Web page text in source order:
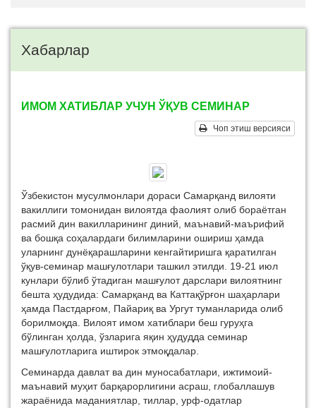
Хабарлар
ИМОМ ХАТИБЛАР УЧУН ЎҚУВ СЕМИНАР
Чоп этиш версияси
Ўзбекистон мусулмонлари дораси Самарқанд вилояти
вакиллиги томонидан вилоятда фаолият олиб бораётган
расмий дин вакилларининг диний, маънавий-маърифий
ва бошқа соҳалардаги билимларини ошириш ҳамда
уларнинг дунёқарашларини кенгайтиришга қаратилган
ўқув-семинар машғулотлари ташкил этилди. 19-21 июл
кунлари бўлиб ўтадиган машғулот дарслари вилоятнинг
бешта ҳудудида: Самарқанд ва Каттақўрғон шаҳарлари
ҳамда Пастдарғом, Пайариқ ва Ургут туманларида олиб
борилмоқда. Вилоят имом хатиблари беш гуруҳга
бўлинган ҳолда, ўзларига яқин ҳудудда семинар
машғулотларига иштирок этмоқдалар.
Семинарда давлат ва дин муносабатлари, ижтимоий-
маънавий муҳит барқарорлигини асраш, глобаллашув
жараёнида маданиятлар, тиллар, урф-одатлар